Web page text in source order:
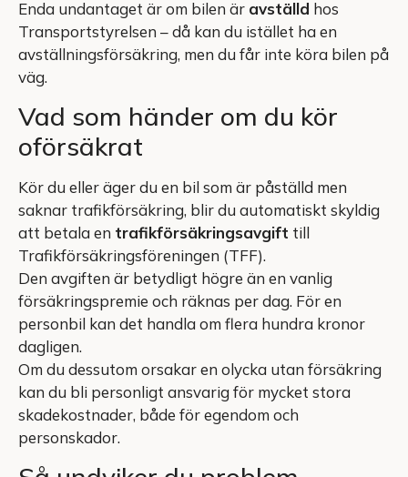
Enda undantaget är om bilen är avställd hos
Transportstyrelsen – då kan du istället ha en
avställningsförsäkring, men du får inte köra bilen på
väg.
Vad som händer om du kör
oförsäkrat
Kör du eller äger du en bil som är påställd men
saknar trafikförsäkring, blir du automatiskt skyldig
att betala en trafikförsäkringsavgift till
Trafikförsäkringsföreningen (TFF).
Den avgiften är betydligt högre än en vanlig
försäkringspremie och räknas per dag. För en
personbil kan det handla om flera hundra kronor
dagligen.
Om du dessutom orsakar en olycka utan försäkring
kan du bli personligt ansvarig för mycket stora
skadekostnader, både för egendom och
personskador.